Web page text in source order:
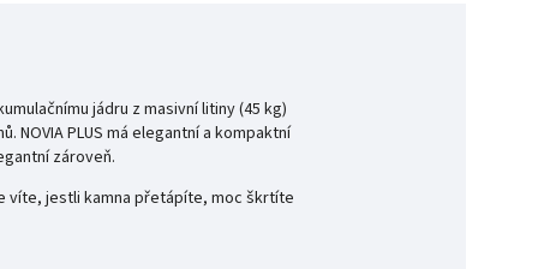
jádru z masivní litiny (45 kg)
NOVIA PLUS má elegantní a kompaktní
zároveň.
víte, jestli kamna přetápíte, moc škrtíte